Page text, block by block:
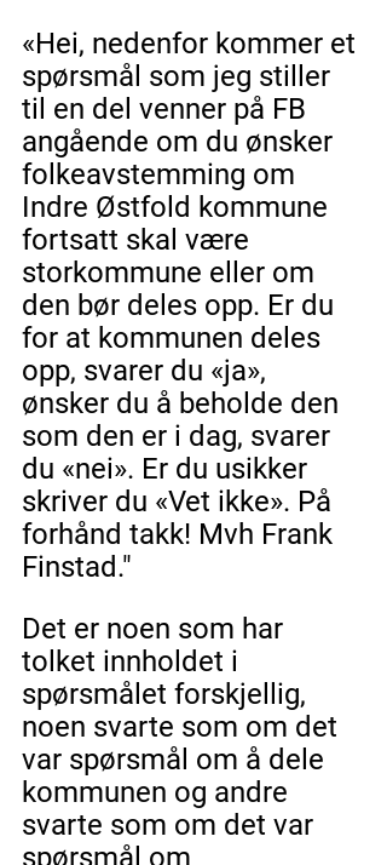
«Hei, nedenfor kommer et
spørsmål som jeg stiller
til en del venner på FB
angående om du ønsker
folkeavstemming om
Indre Østfold kommune
fortsatt skal være
storkommune eller om
den bør deles opp. Er du
for at kommunen deles
opp, svarer du «ja»,
ønsker du å beholde den
som den er i dag, svarer
du «nei». Er du usikker
skriver du «Vet ikke». På
forhånd takk! Mvh Frank
Finstad."
Det er noen som har
tolket innholdet i
spørsmålet forskjellig,
noen svarte som om det
var spørsmål om å dele
kommunen og andre
svarte som om det var
spørsmål om